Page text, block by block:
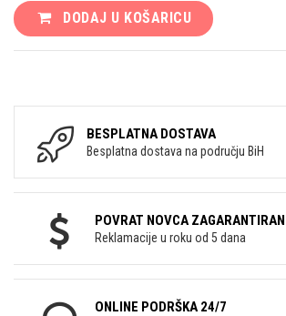
DODAJ U KOŠARICU
BESPLATNA DOSTAVA
Besplatna dostava na području BiH
POVRAT NOVCA ZAGARANTIRAN
Reklamacije u roku od 5 dana
ONLINE PODRŠKA 24/7